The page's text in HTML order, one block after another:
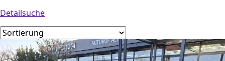
Detailsuche